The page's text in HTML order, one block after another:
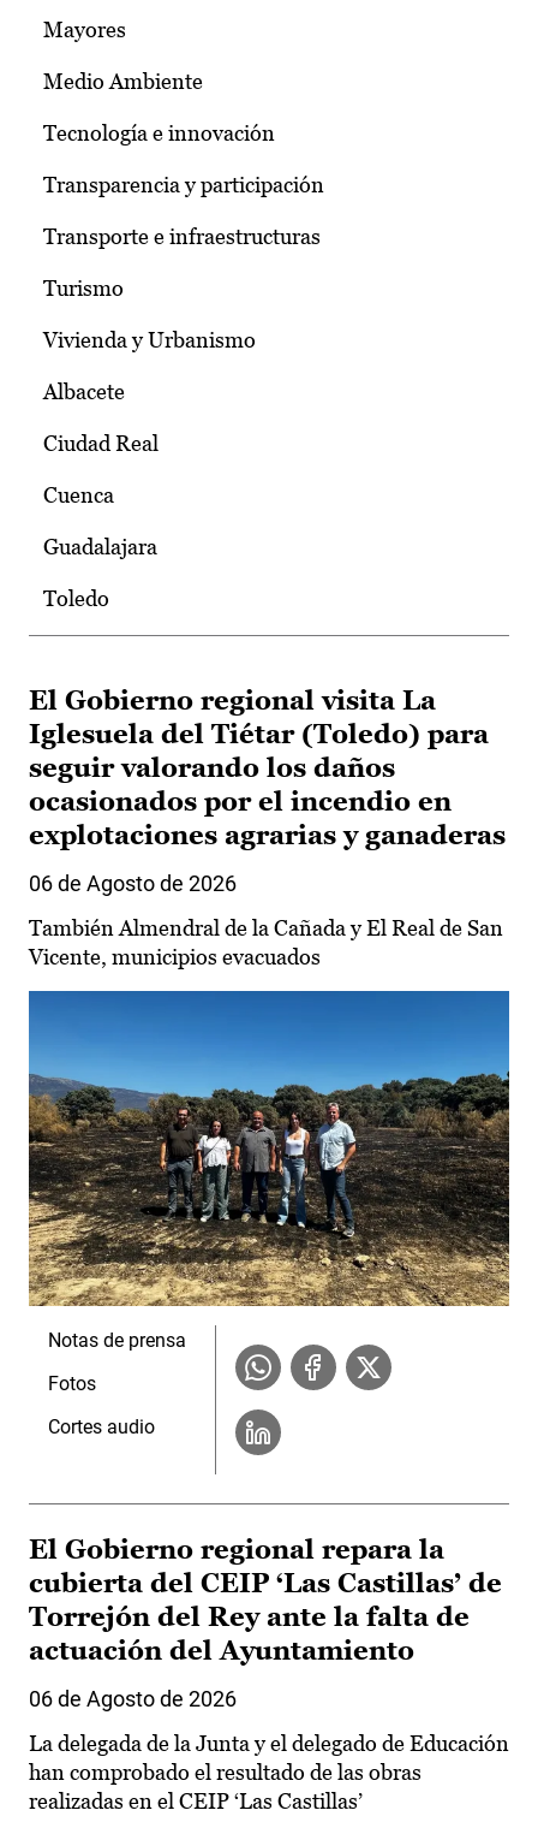
Mayores
Medio Ambiente
Tecnología e innovación
Transparencia y participación
Transporte e infraestructuras
Turismo
Vivienda y Urbanismo
Albacete
Ciudad Real
Cuenca
Guadalajara
Toledo
El Gobierno regional visita La
Iglesuela del Tiétar (Toledo) para
seguir valorando los daños
ocasionados por el incendio en
explotaciones agrarias y ganaderas
06 de Agosto de 2026
También Almendral de la Cañada y El Real de San
Vicente, municipios evacuados
Notas de prensa
Fotos
Cortes audio
El Gobierno regional repara la
cubierta del CEIP ‘Las Castillas’ de
Torrejón del Rey ante la falta de
actuación del Ayuntamiento
06 de Agosto de 2026
La delegada de la Junta y el delegado de Educación
han comprobado el resultado de las obras
realizadas en el CEIP ‘Las Castillas’